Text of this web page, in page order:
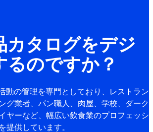
カタログをデジ
るのですか？
動の管理を専門としており、レストラン
グ業者、パン職人、肉屋、学校、ダーク
ヤーなど、幅広い飲食業のプロフェッシ
提供しています。